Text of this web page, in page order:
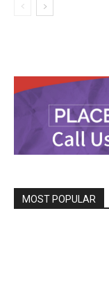
MOST POPULAR